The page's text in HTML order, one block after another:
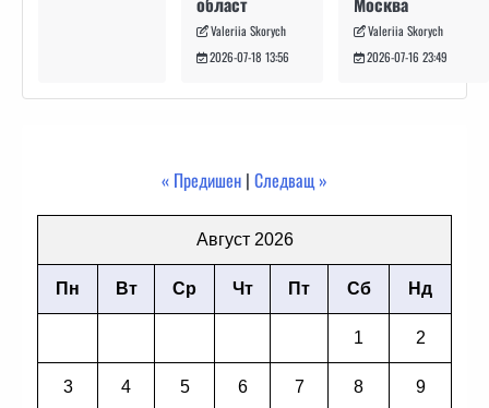
Valeriia Skorych
2026-07-18 13:56
Valeriia Skorych
2026-07-16 23:49
« Предишен | Следващ »
Август 2026
Пн Вт Ср Чт Пт Сб Нд
1 2
3 4 5 6 7 8 9